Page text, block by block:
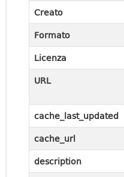
Creato
Formato
Licenza
URL
cache_last_updated
cache_url
description